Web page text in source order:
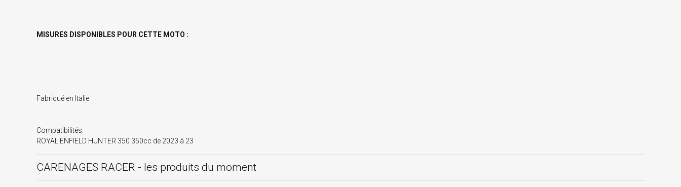
MISURES DISPONIBLES POUR CETTE MOTO :
Fabriqué en Italie
Compatibilités:
ROYAL ENFIELD HUNTER 350 350cc de 2023 à 23
CARENAGES RACER - les produits du moment